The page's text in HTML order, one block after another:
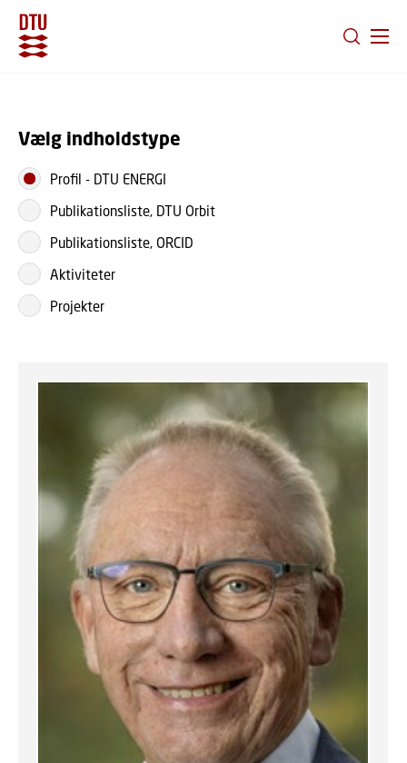
Vælg indholdstype
Profil - DTU ENERGI
Publikationsliste, DTU Orbit
Publikationsliste, ORCID
Aktiviteter
Projekter